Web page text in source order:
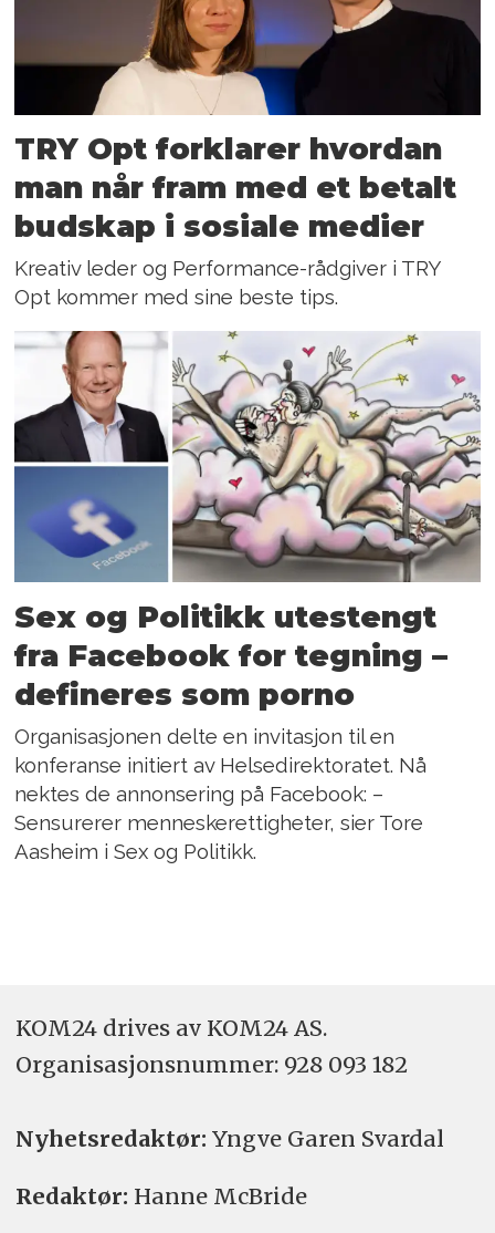
TRY Opt forklarer hvordan
man når fram med et betalt
budskap i sosiale medier
Kreativ leder og Performance-rådgiver i TRY
Opt kommer med sine beste tips.
Sex og Politikk utestengt
fra Facebook for tegning –
defineres som porno
Organisasjonen delte en invitasjon til en
konferanse initiert av Helsedirektoratet. Nå
nektes de annonsering på Facebook: –
Sensurerer menneskerettigheter, sier Tore
Aasheim i Sex og Politikk.
KOM24 drives av KOM24 AS.
Organisasjons­nummer: 928 093 182
Nyhetsredaktør: Yngve Garen Svardal
Redaktør: Hanne McBride